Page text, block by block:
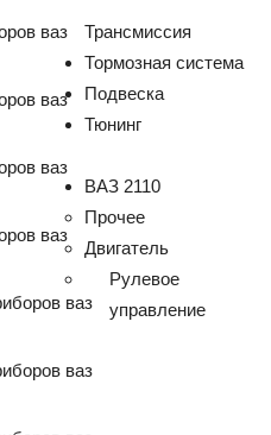
Трансмиссия
Тормозная система
Подвеска
Тюнинг
ВАЗ 2110
Прочее
Двигатель
Рулевое
управление